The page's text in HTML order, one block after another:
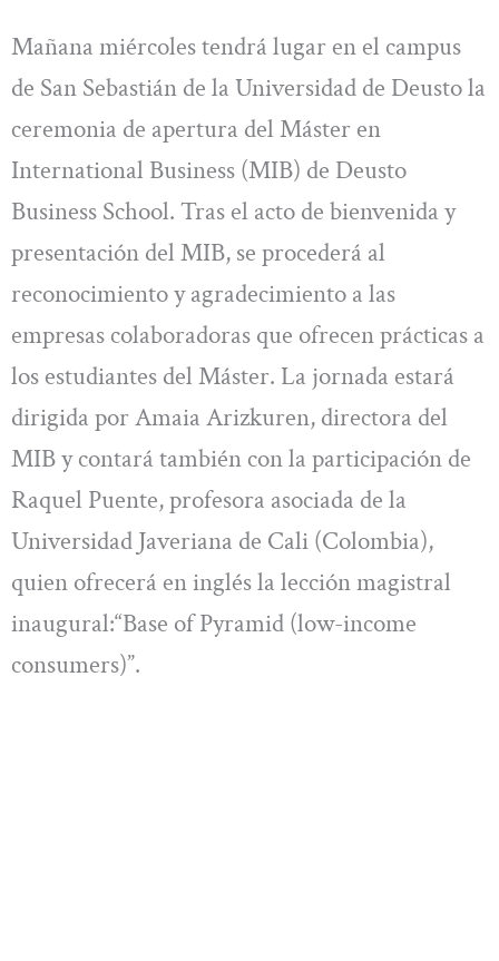
Mañana miércoles tendrá lugar en el campus
de San Sebastián de la Universidad de Deusto la
ceremonia de apertura del Máster en
International Business (MIB) de Deusto
Business School. Tras el acto de bienvenida y
presentación del MIB, se procederá al
reconocimiento y agradecimiento a las
empresas colaboradoras que ofrecen prácticas a
los estudiantes del Máster. La jornada estará
dirigida por Amaia Arizkuren, directora del
MIB y contará también con la participación de
Raquel Puente, profesora asociada de la
Universidad Javeriana de Cali (Colombia),
quien ofrecerá en inglés la lección magistral
inaugural:“Base of Pyramid (low-income
consumers)”.